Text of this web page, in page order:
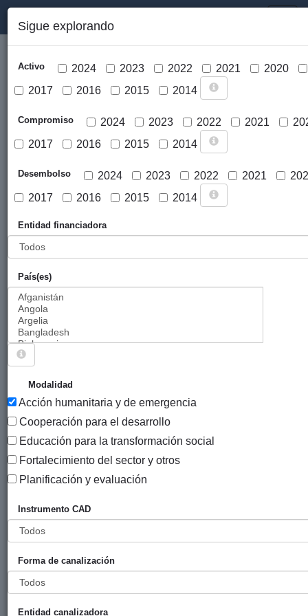
Cargar mapa
Sigue explorando
Activo 2024 2023 2022 2021
2020
2017
2016 2015 2014
Compromiso 2024 2023 2022 2021
2017
2016 2015 2014
Desembolso 2024 2023 2022 2021
2017
2016 2015 2014
Entidad financiadora
País(es)
Modalidad
Acción humanitaria y de emergencia
Cooperación para el desarrollo
Educación para la transformación social
Fortalecimiento del sector y otros
Planificación y evaluación
Instrumento CAD
Forma de canalización
Entidad canalizadora
PROYECTOS CUYO MODALIDAD ES ACCIÓN
HUMANITARIA Y DE EMERGENCIA.
880 PROYECTOS
Entidad
financiadora
Entidad
Promover
la
y la
protección
de la
población
Diputación
Alboan 2022